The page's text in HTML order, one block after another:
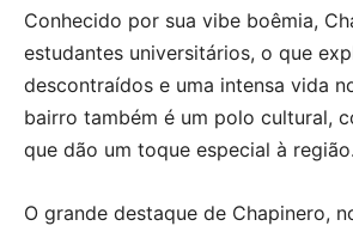
Conhecido por sua vibe boêmia,
estudantes universitários, o que
descontraídos e uma intensa vida
bairro também é um polo cultural,
que dão um toque especial à região.
O grande destaque de Chapinero,